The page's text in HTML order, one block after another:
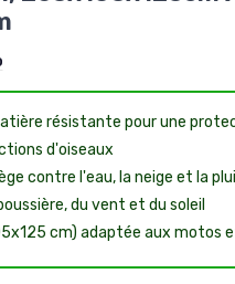
résistante pour une
d'oiseaux
contre l'eau, la neige et la
du vent et du soleil
cm) adaptée aux motos